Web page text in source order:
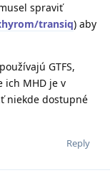
spraviť
transiq) aby
GTFS,
ich MHD je v
niekde dostupné
Reply